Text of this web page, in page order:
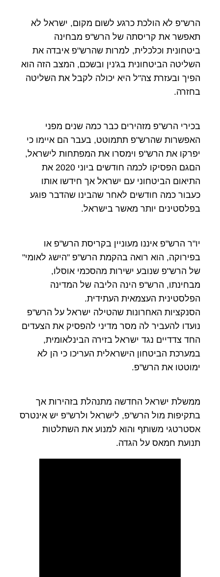
הרש"פ לא הולכת כרגע לשום מקום, ישראל לא
תאפשר את קריסתה של הרש"פ מבחינה
ביטחונית וכלכלית, למרות שהרש"פ איבדה את
השליטה הביטחונית בג'נין ובשכם, המצב הזה הוא
הפיך ובעזרת צה"ל היא יכולה לקבל את השליטה
בחזרה.
בכירי הרש"פ מזהירים כבר כמה שנים מפני
האפשרות שהרש"פ תתמוטט, בעבר הם איימו כי
יפרקו את הרש"פ וימסרו את המפתחות לישראל,
הםגם הפסיקו לכמה חודשים ביוני 2020 את
התיאום הביטחוני עם ישראל אך חידשו אותו
כעבור כמה חודשים לאחר שהבינו שהדבר פוגע
בפלסטינים יותר מאשר בישראל.
יו"ר הרש"פ איננו מעוניין בקריסת הרש"פ או
בפירוקה, הוא רואה בהקמת הרש"פ "הישג לאומי"
של הרש"פ שנובע ישירות מהסכמי אוסלו,
מבחינתו, הרש"פ הינה הליבה של המדינה
הפלסטינית העצמאית העתידית.
הסנקציות האחרונות שהטילה ישראל על הרש"פ
נועדו להעביר לה מסר מדיני להפסיק את הצעדים
החד צדדיים נגד ישראל בזירה הבינלאומית,
במערכת הביטחון הישראלית העריכו כי הן לא
ימוטטו את הרש"פ.
ממשלת ישראל החדשה מתנהלת בזהירות אך
בתקיפות מול הרש"פ, לישראל ולרש"פ יש אינטרס
אסטרטגי משותף והוא למנוע את השתלטות
תנועת חמאס על הגדה.